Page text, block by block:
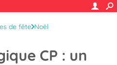
de fête Noël
CP : un